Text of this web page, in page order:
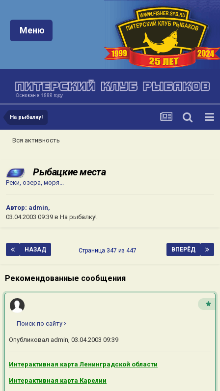
Меню:
Меню
На рыбалку!
Вся активность
Рыбацкие места
Реки, озера, моря...
Автор: admin,
03.04.2003 09:39 в На рыбалку!
НАЗАД ВПЕРЁД
Страница 347 из 447
Рекомендованные сообщения
Поиск по сайту
Опубликовал admin 03.04.2003 09:39
Интерактивная карта Ленинградской области
Интерактивная карта Карелии